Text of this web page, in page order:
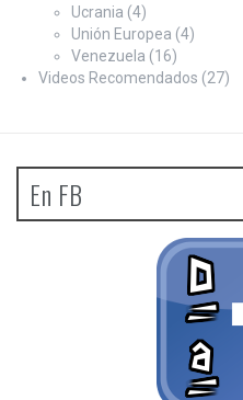
Ucrania (4)
Unión Europea (4)
Venezuela (16)
Videos Recomendados (27)
En FB